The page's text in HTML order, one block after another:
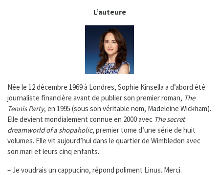
L’auteure
Née le 12 décembre 1969 à Londres, Sophie Kinsella a d’abord été
journaliste financière avant de publier son premier roman, The
Tennis Party, en 1995 (sous son véritable nom, Madeleine Wickham).
Elle devient mondialement connue en 2000 avec The secret
dreamworld of a shopaholic, premier tome d’une série de huit
volumes. Elle vit aujourd’hui dans le quartier de Wimbledon avec
son mari et leurs cinq enfants.
– Je voudrais un cappucino, répond poliment Linus. Merci.